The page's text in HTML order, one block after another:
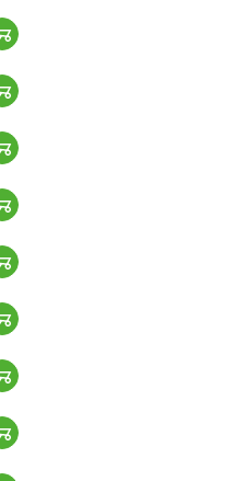
Warenkorb hinzufügen
Warenkorb hinzufügen
Warenkorb hinzufügen
Warenkorb hinzufügen
Warenkorb hinzufügen
Warenkorb hinzufügen
Warenkorb hinzufügen
Warenkorb hinzufügen